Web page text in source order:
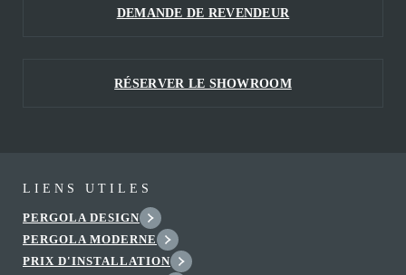
DEMANDE DE REVENDEUR
RÉSERVER LE SHOWROOM
LIENS UTILES
PERGOLA DESIGN
PERGOLA MODERNE
PRIX D'INSTALLATION